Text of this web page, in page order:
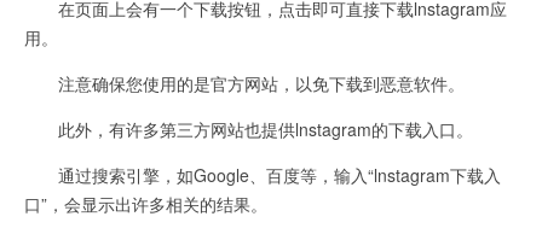
在页面上会有一个下载按钮，点击即可直接下载lnstagram应
用。
注意确保您使用的是官方网站，以免下载到恶意软件。
此外，有许多第三方网站也提供lnstagram的下载入口。
通过搜索引擎，如Google、百度等，输入“lnstagram下载入
口”，会显示出许多相关的结果。